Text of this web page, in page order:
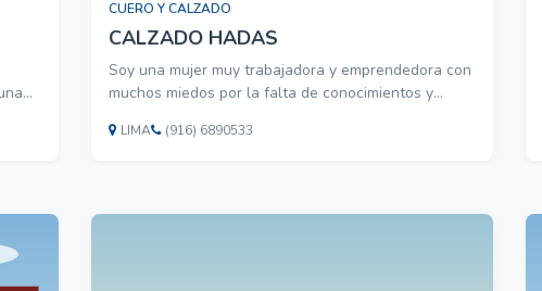
CUERO Y CALZADO
CALZADO HADAS
Soy una mujer muy trabajadora y emprendedora con
muchos miedos por la falta de conocimientos y
fundada hace mas de un año pero con mas de 10
LIMA (916) 6890533